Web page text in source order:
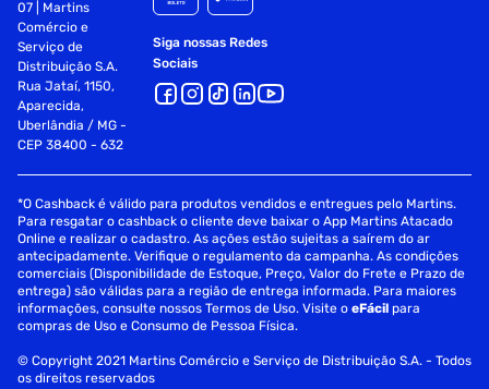
07 | Martins
Comércio e
Serviço de
Distribuição S.A.
Rua Jataí, 1150,
Aparecida,
Uberlândia / MG -
CEP 38400 - 632
Siga nossas Redes
Sociais
*O Cashback é válido para produtos vendidos e entregues pelo Martins.
Para resgatar o cashback o cliente deve baixar o App Martins Atacado
Online e realizar o cadastro. As ações estão sujeitas a saírem do ar
antecipadamente. Verifique o regulamento da campanha. As condições
comerciais (Disponibilidade de Estoque, Preço, Valor do Frete e Prazo de
entrega) são válidas para a região de entrega informada. Para maiores
informações, consulte nossos Termos de Uso. Visite oeFácil para
compras de Uso e Consumo de Pessoa Física.
© Copyright 2021 Martins Comércio e Serviço de Distribuição S.A. - Todos
os direitos reservados